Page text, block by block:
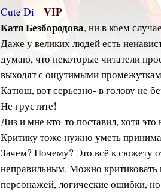
Cute Di
VIP
Катя Безбородова, ни в коем
Даже у великих людей есть
думаю, что некоторые читатели
выходят с ощутимыми
Катюш, вот серьезно- в голову не
Не грустите!
Диз и мне кто-то поставил, хотя
Критику тоже нужно уметь
Зачем? Почему? Это всё к сюжету
неправильным. Можно критиковать
персонажей, логические ошибки,